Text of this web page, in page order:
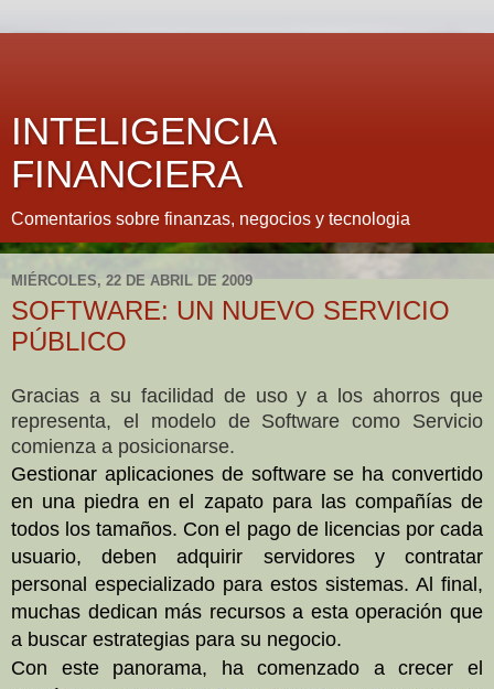
INTELIGENCIA
FINANCIERA
Comentarios sobre finanzas, negocios y tecnologia
MIÉRCOLES, 22 DE ABRIL DE 2009
SOFTWARE: UN NUEVO SERVICIO
PÚBLICO
Gracias a su facilidad de uso y a los ahorros que
representa, el modelo de Software como Servicio
comienza a posicionarse.
Gestionar aplicaciones de software se ha convertido
en una piedra en el zapato para las compañías de
todos los tamaños. Con el pago de licencias por cada
usuario, deben adquirir servidores y contratar
personal especializado para estos sistemas. Al final,
muchas dedican más recursos a esta operación que
a buscar estrategias para su negocio.
Con este panorama, ha comenzado a crecer el